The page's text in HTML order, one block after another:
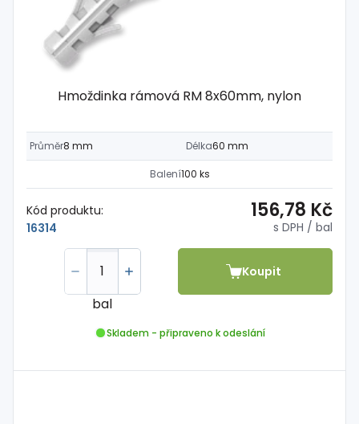
Hmoždinka rámová RM 8x60mm, nylon
Průměr8 mm Délka60 mm
Balení100 ks
Kód produktu:
16314
156,78 Kč
s DPH / bal
bal
Koupit
Skladem - připraveno k odeslání